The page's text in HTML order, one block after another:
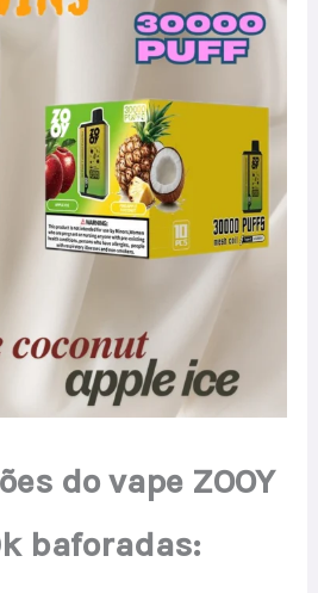
do vape ZOOY
baforadas: